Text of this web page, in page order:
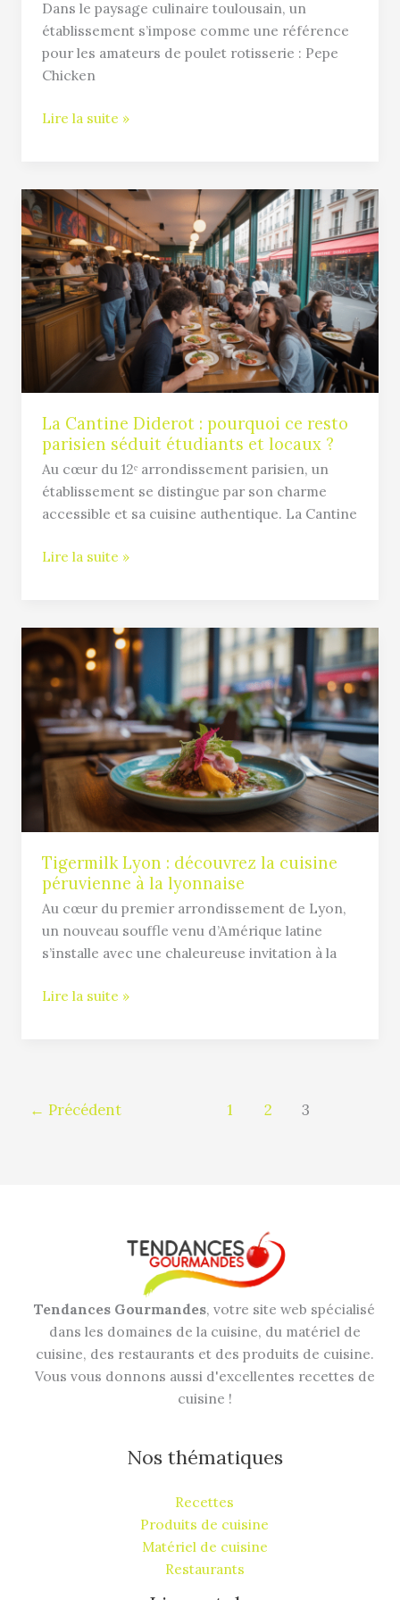
Dans le paysage culinaire toulousain, un
établissement s’impose comme une référence
pour les amateurs de poulet rotisserie : Pepe
Chicken
Lire la suite »
La Cantine Diderot : pourquoi ce resto
parisien séduit étudiants et locaux ?
Au cœur du 12ᵉ arrondissement parisien, un
établissement se distingue par son charme
accessible et sa cuisine authentique. La Cantine
La
Cantine
Diderot
:
pourquoi
ce
resto
parisien
séduit
et
locaux
?
Lire la suite »
Tigermilk Lyon : découvrez la cuisine
péruvienne à la lyonnaise
Au cœur du premier arrondissement de Lyon,
un nouveau souffle venu d’Amérique latine
s’installe avec une chaleureuse invitation à la
Tigermilk
Lyon
découvrez
la
cuisine
péruvienne
à
la
Lire la suite »
← Précédent 1 2 3
Tendances Gourmandes, votre site web spécialisé
dans les domaines de la cuisine, du matériel de
cuisine, des restaurants et des produits de cuisine.
Vous vous donnons aussi d'excellentes recettes de
cuisine !
Nos thématiques
Recettes
Produits de cuisine
Matériel de cuisine
Restaurants